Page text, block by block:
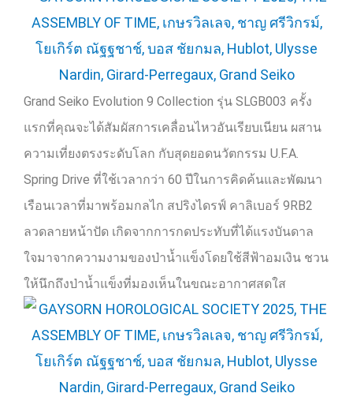
Grand Seiko Evolution 9 Collection รุ่น SLGB003 ครั้ง
แรกที่คุณจะได้สัมผัสการเคลื่อนไหวอันเรียบเนียน ผสาน
ความเที่ยงตรงระดับโลก กับสุดยอดนวัตกรรม U.F.A.
Spring Drive ที่ใช้เวลากว่า 60 ปีในการคิดค้นและพัฒนา
เรือนเวลาที่มาพร้อมกลไก สปริงไดรฟ์ คาลิเบอร์ 9RB2
ลวดลายหน้าปัด เกิดจากการกดประทับที่ได้แรงบันดาล
ใจมาจากความงามของป่าน้ำแข็งโดยใช้สีฟ้าอมเงิน ชวน
ให้นึกถึงป่าน้ำแข็งที่มองเห็นในขณะอากาศสดใส